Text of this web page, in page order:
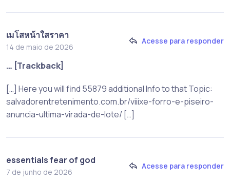
เมโสหน้าใสราคา
14 de maio de 2026
Acesse para responder
… [Trackback]
[…] Here you will find 55879 additional Info to that Topic:
salvadorentretenimento.com.br/viiixe-forro-e-piseiro-
anuncia-ultima-virada-de-lote/ […]
essentials fear of god
7 de junho de 2026
Acesse para responder